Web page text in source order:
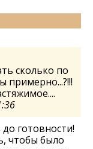
сколько по
примерно...?!!!
готовности!
чтобы было